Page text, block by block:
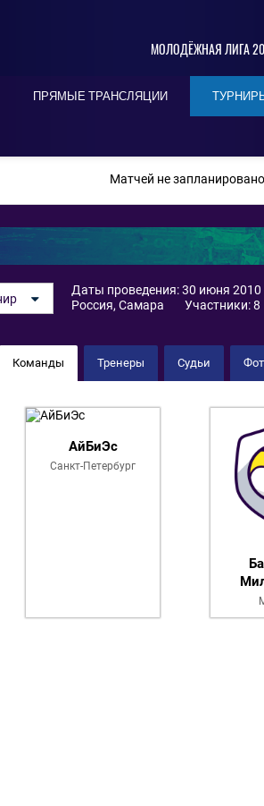
МОЛОДЁЖНАЯ ЛИГА
ПРЯМЫЕ ТРАНСЛЯЦИИ
Матчей не запланировано
Даты проведения: 30 июня 2010
Россия, Самара
Участники: 8
Команды Тренеры Судьи
2010
АйБиЭс
Санкт-Петербург